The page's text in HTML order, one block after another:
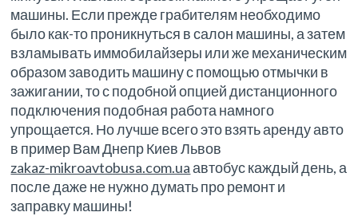
машины. Если прежде грабителям необходимо
было как-то проникнуться в салон машины, а затем
взламывать иммобилайзеры или же механическим
образом заводить машину с помощью отмычки в
зажигании, то с подобной опцией дистанционного
подключения подобная работа намного
упрощается. Но лучше всего это взять аренду авто
в пример Вам Днепр Киев Львов
zakaz-mikroavtobusa.com.uaавтобус каждый день, а
после даже не нужно думать про ремонт и
заправку машины!